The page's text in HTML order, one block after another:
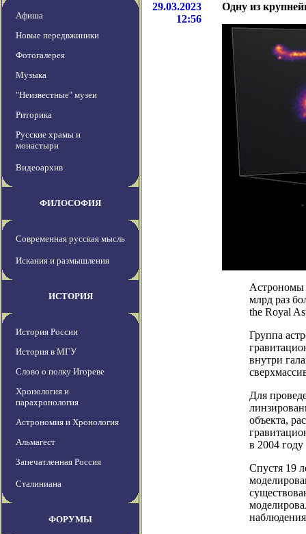
Афиша
Новые передвжиники
Фотогалерея
Музыка
"Неизвестные" музеи
Риторика
Русские храмы и
монастыри
Видеоархив
ФИЛОСОФИЯ
Современная русская мысль
Искания и размышления
ИСТОРИЯ
История России
История в МГУ
Слово о полку Игореве
Хронология и
парахронология
Астрономия и Хронология
Альмагест
Запечатленная Россия
Сталиниана
ФОРУМЫ
29.03.2023
12:56
Одну из
Астрономы
млрд раз
the Royal
Группа
внутри
Для
объекта,
в 2004
Спустя 19